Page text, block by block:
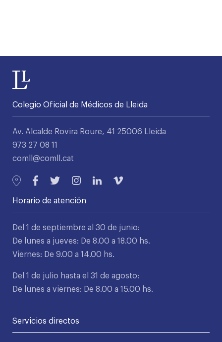
Colegio Oficial de Médicos de Lleida
Av. Alcalde Rovira Roure, 41 25006 Lleida
973 27 08 11
comll@comll.cat
Horario de atención
Del 1 de septiembre al 30 de junio:
De lunes a jueves: De 8.00 a 18.00 hs.
Viernes: De 9.00 a 14.00 hs.
Del 1 de julio hasta el 31 de agosto:
De lunes a viernes: De 8.00 a 15.00 hs.
Servicios directos